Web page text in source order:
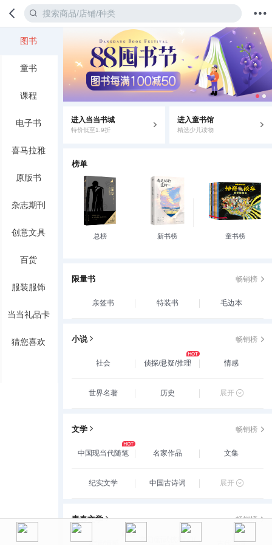
值得买 我的当当
图书
童书
课程
电子书
喜马拉雅
原版书
杂志期刊
创意文具
百货
服装服饰
当当礼品卡
猜您喜欢
进入当当书城
特价低至1.9折
进入童书馆
精选少儿读物
榜单
总榜 新书榜 童书榜
限量书 畅销榜
亲签书 特装书 毛边本
小说 畅销榜
社会 侦探/悬疑/推理 情感
世界名著 历史 展开
文学 畅销榜
中国现当代随笔 名家作品 文集
纪实文学 中国古诗词 展开
青春文学 畅销榜
玄幻/新武侠/魔幻/